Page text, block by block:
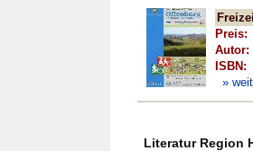
Preis:
Autor:
ISBN:
»
Literatur Region